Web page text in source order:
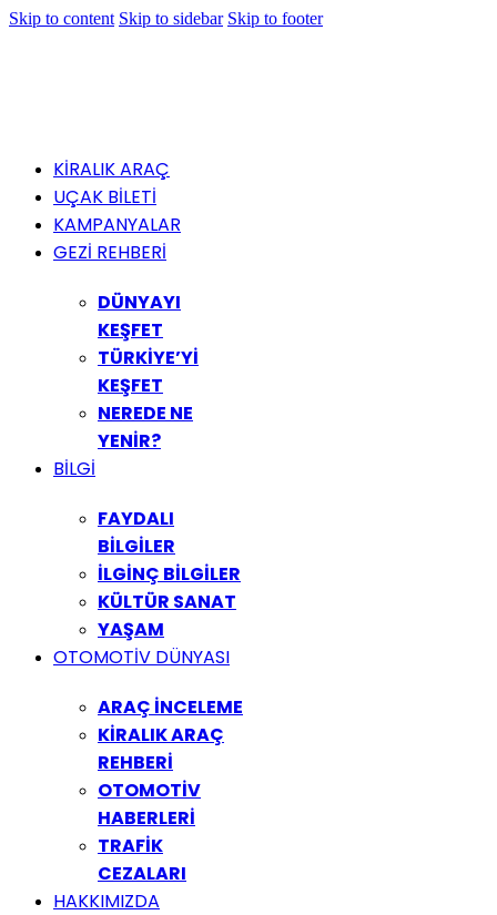
Skip to content Skip to sidebar Skip to footer
KİRALIK ARAÇ
UÇAK BİLETİ
KAMPANYALAR
GEZİ REHBERİ
DÜNYAYI
KEŞFET
TÜRKİYE’Yİ
KEŞFET
NEREDE NE
YENİR?
BİLGİ
FAYDALI
BİLGİLER
İLGİNÇ BİLGİLER
KÜLTÜR SANAT
YAŞAM
OTOMOTİV DÜNYASI
ARAÇ İNCELEME
KİRALIK ARAÇ
REHBERİ
OTOMOTİV
HABERLERİ
TRAFİK
CEZALARI
HAKKIMIZDA